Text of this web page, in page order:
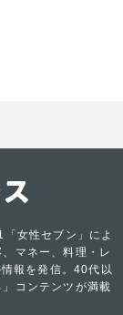
女性セブン」によ
マネー、料理・レ
報を発信。40代以
コンテンツが満載